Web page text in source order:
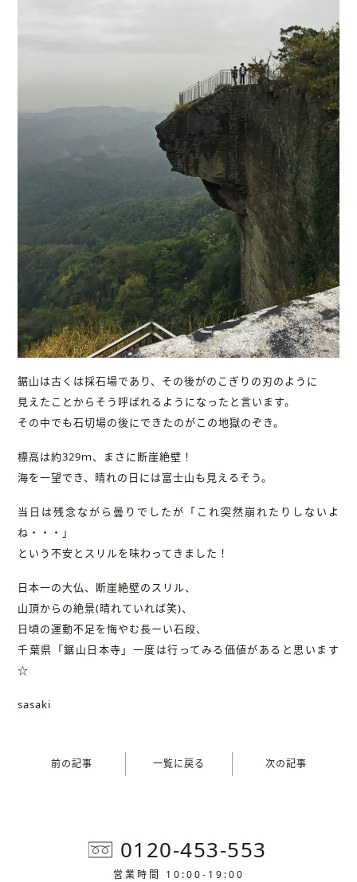
鋸山は古くは採石場であり、その後がのこぎりの刃のように
見えたことからそう呼ばれるようになったと言います。
その中でも石切場の後にできたのがこの地獄のぞき。
標高は約329ｍ、まさに断崖絶壁！
海を一望でき、晴れの日には富士山も見えるそう。
当日は残念ながら曇りでしたが「これ突然崩れたりしないよ
ね・・・」
という不安とスリルを味わってきました！
日本一の大仏、断崖絶壁のスリル、
山頂からの絶景(晴れていれば笑)、
日頃の運動不足を悔やむ長ーい石段、
千葉県「鋸山日本寺」一度は行ってみる価値があると思います
☆
sasaki
前の記事 一覧に戻る 次の記事
0120-453-553
営業時間 10:00-19:00